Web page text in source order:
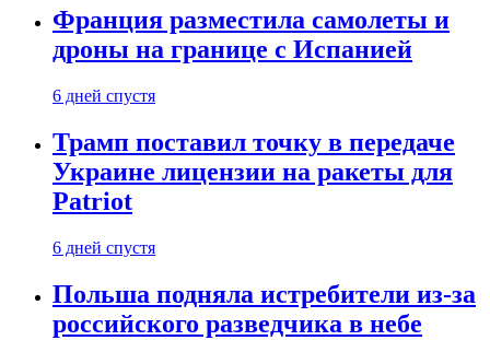
Франция разместила самолеты и
дроны на границе с Испанией
6 дней спустя
Трамп поставил точку в передаче
Украине лицензии на ракеты для
Patriot
6 дней спустя
Польша подняла истребители из-за
российского разведчика в небе